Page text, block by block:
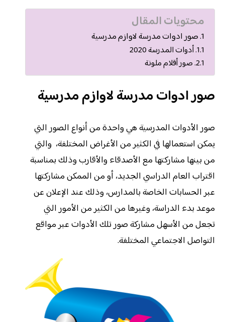
محتويات المقال
صور ادوات مدرسة لاوازم مدرسية
أدوات المدرسة 2020
صور أقلام ملونة
صور ادوات مدرسة لاوازم مدرسية
صور الأدوات المدرسية هي واحدة من أنواع الصور التي
يمكن استعمالها في الكثير من الأغراض المختلفة، والتي
من بينها مشاركتها مع الأصدقاء والأقارب وذلك بمناسبة
اقتراب العام الدراسي الجديد، أو من الممكن مشاركتها
عبر الحسابات الخاصة بالمدارس، وذلك عند الإعلان عن
موعد بدء الدراسة، وغيرها من الكثير من الأمور التي
تجعل من الأسهل مشاركة صور تلك الأدوات عبر مواقع
التواصل الاجتماعي المختلفة.